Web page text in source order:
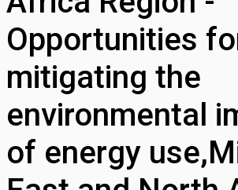
Opportunities
mitigating the
environmental
of energy